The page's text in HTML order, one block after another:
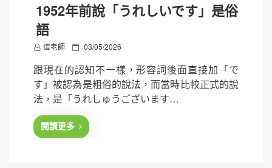
1952年前說「うれしいです」是俗
語
蛋老師
P
s
t
e
d
03/05/2026
跟現在的認知不一樣，形容詞後面直接加「で
す」被認為是粗俗的說法，而當時比較正式的說
法，是「うれしゅうございます…
閱讀更多